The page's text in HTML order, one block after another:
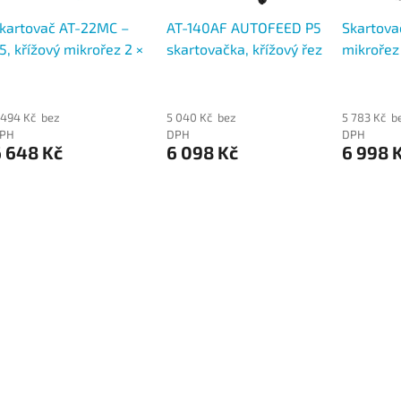
AT-22MC –
křížový mikrořez 2 ×
Kč bez
648 Kč
AT-140AF AUTOFEED P5
skartovačka, křížový řez
5 040 Kč bez
DPH
6 098 Kč
mikrořez
5 783 Kč
DPH
6 998